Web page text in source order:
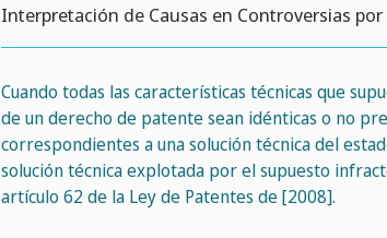
Interpretación de Causas en Controversias
Cuando todas las características técnicas que
de un derecho de patente sean idénticas o no
correspondientes a una solución técnica del
solución técnica explotada por el supuesto
artículo 62 de la Ley de Patentes de [2008].